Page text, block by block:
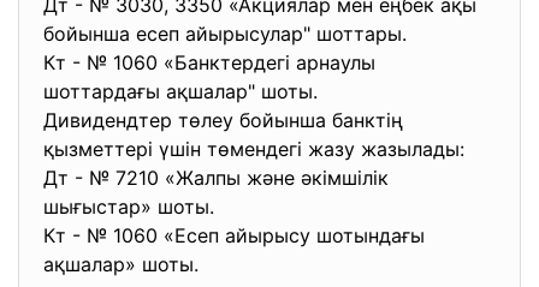
Дт - № 3030, 3350 «Акциялар мен еңбек ақы
бойынша есеп айырысулар" шоттары.
Кт - № 1060 «Банктердегі арнаулы
шоттардағы ақшалар" шоты.
Дивидендтер төлеу бойынша банктің
қызметтері үшін төмендегі жазу жазылады:
Дт - № 7210 «Жалпы және әкімшілік
шығыстар» шоты.
Кт - № 1060 «Есеп айырысу шотындағы
ақшалар» шоты.